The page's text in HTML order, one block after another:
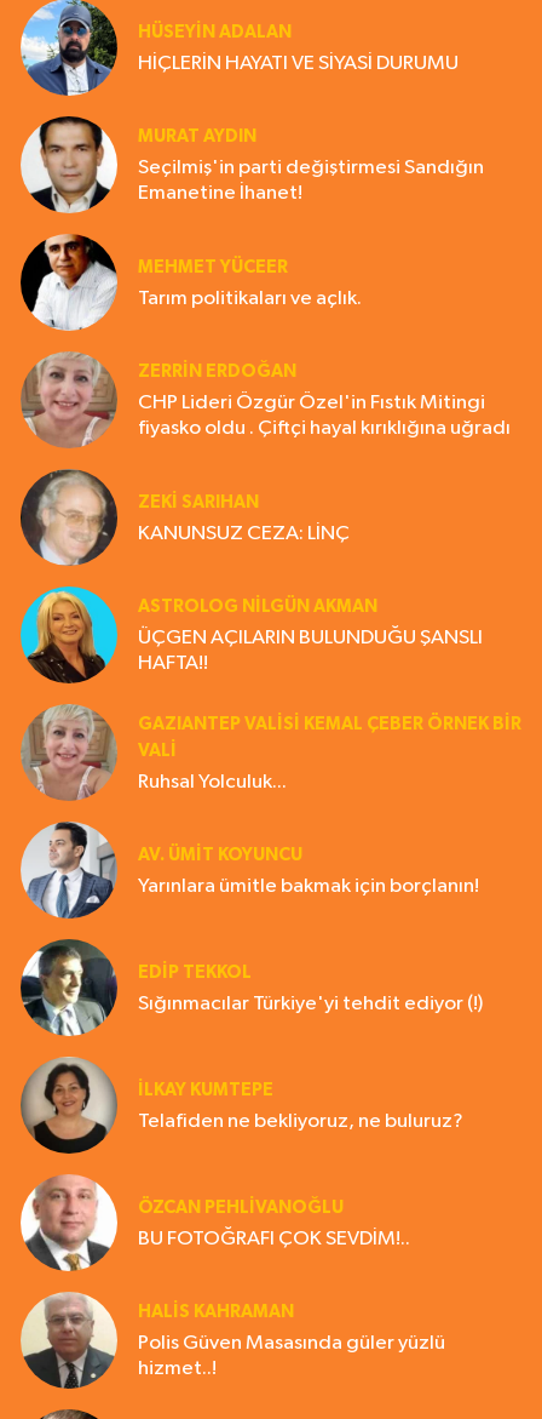
HÜSEYIN ADALAN
HİÇLERİN HAYATI VE SİYASİ DURUMU
MURAT AYDIN
Seçilmiş'in parti değiştirmesi Sandığın
Emanetine İhanet!
MEHMET YÜCEER
Tarım politikaları ve açlık.
ZERRIN ERDOĞAN
CHP Lideri Özgür Özel'in Fıstık Mitingi
fiyasko oldu . Çiftçi hayal kırıklığına uğradı
ZEKI SARIHAN
KANUNSUZ CEZA: LİNÇ
ASTROLOG NILGÜN AKMAN
ÜÇGEN AÇILARIN BULUNDUĞU ŞANSLI
HAFTA!!
GAZIANTEP VALISI KEMAL ÇEBER ÖRNEK BİR
VALİ
Ruhsal Yolculuk...
AV. ÜMIT KOYUNCU
Yarınlara ümitle bakmak için borçlanın!
EDIP TEKKOL
Sığınmacılar Türkiye'yi tehdit ediyor (!)
İLKAY KUMTEPE
Telafiden ne bekliyoruz, ne buluruz?
ÖZCAN PEHLİVANOĞLU
BU FOTOĞRAFI ÇOK SEVDİM!..
HALIS KAHRAMAN
Polis Güven Masasında güler yüzlü
hizmet..!